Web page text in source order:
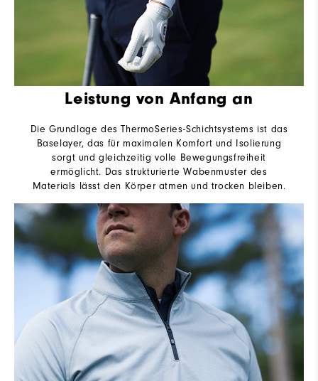
Leistung von Anfang an
Die Grundlage des ThermoSeries-Schichtsystems ist das
Baselayer, das für maximalen Komfort und Isolierung
sorgt und gleichzeitig volle Bewegungsfreiheit
ermöglicht. Das strukturierte Wabenmuster des
Materials lässt den Körper atmen und trocken bleiben.